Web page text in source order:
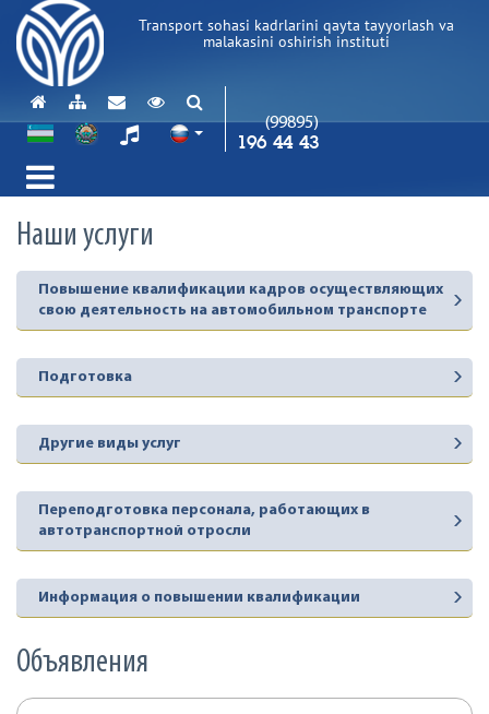
Transport sohasi kadrlarini qayta tayyorlash va
malakasini oshirish instituti
(99895)
196 44 43
Наши услуги
Повышение квалификации кадров осуществляющих
свою деятельность на автомобильном транспорте
Подготовка
Другие виды услуг
Переподготовка персонала, работающих в
автотранспортной отросли
Информация о повышении квалификации
Объявления